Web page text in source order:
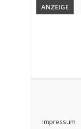
ANZEIGE
Impressum